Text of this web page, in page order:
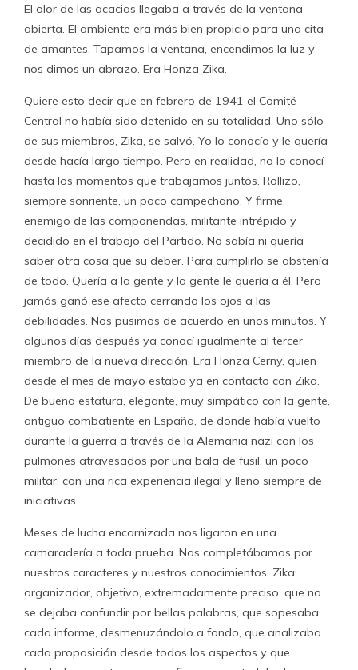
El olor de las acacias llegaba a través de la ventana
abierta. El ambiente era más bien propicio para una cita
de amantes. Tapamos la ventana, encendimos la luz y
nos dimos un abrazo. Era Honza Zika.
Quiere esto decir que en febrero de 1941 el Comité
Central no había sido detenido en su totalidad. Uno sólo
de sus miembros, Zika, se salvó. Yo lo conocía y le quería
desde hacía largo tiempo. Pero en realidad, no lo conocí
hasta los momentos que trabajamos juntos. Rollizo,
siempre sonriente, un poco campechano. Y firme,
enemigo de las componendas, militante intrépido y
decidido en el trabajo del Partido. No sabía ni quería
saber otra cosa que su deber. Para cumplirlo se abstenía
de todo. Quería a la gente y la gente le quería a él. Pero
jamás ganó ese afecto cerrando los ojos a las
debilidades. Nos pusimos de acuerdo en unos minutos. Y
algunos días después ya conocí igualmente al tercer
miembro de la nueva dirección. Era Honza Cerny, quien
desde el mes de mayo estaba ya en contacto con Zika.
De buena estatura, elegante, muy simpático con la gente,
antiguo combatiente en España, de donde había vuelto
durante la guerra a través de la Alemania nazi con los
pulmones atravesados por una bala de fusil, un poco
militar, con una rica experiencia ilegal y lleno siempre de
iniciativas
Meses de lucha encarnizada nos ligaron en una
camaradería a toda prueba. Nos completábamos por
nuestros caracteres y nuestros conocimientos. Zika:
organizador, objetivo, extremadamente preciso, que no
se dejaba confundir por bellas palabras, que sopesaba
cada informe, desmenuzándolo a fondo, que analizaba
cada proposición desde todos los aspectos y que